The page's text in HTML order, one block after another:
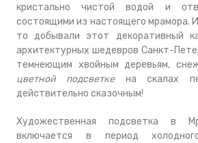
кристально чистой водой и
состоящими из настоящего мрамора.
то добывали этот декоративный
архитектурных шедевров Санкт-
темнеющим хвойным деревьям,
цветной подсветкена скалах
действительно сказочным!
Художественная подсветка в
включается в период